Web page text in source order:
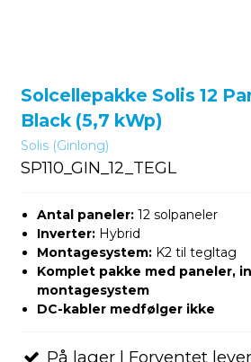
Solcellepakke Solis 12
Black (5,7 kWp)
Solis (Ginlong)
SP110_GIN_12_TEGL
Antal paneler:12 solpaneler
Inverter:Hybrid
Montagesystem:K2 til tegltag
Komplet pakke med paneler,
montagesystem
DC-kabler medfølger ikke
På lager | Forventet